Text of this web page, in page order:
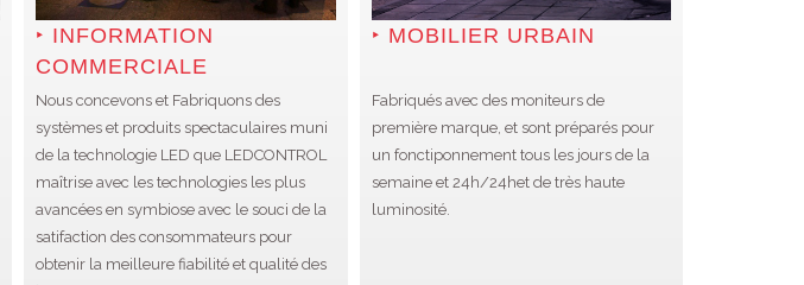
INFORMATION
COMMERCIALE
Nous concevons et Fabriquons des
systèmes et produits spectaculaires muni
de la technologie LED que LEDCONTROL
maîtrise avec les technologies les plus
avancées en symbiose avec le souci de la
satifaction des consommateurs pour
obtenir la meilleure fiabilité et qualité des
MOBILIER URBAIN
Fabriqués avec des moniteurs de
première marque, et sont préparés pour
un fonctiponnement tous les jours de la
semaine et 24h/24het de très haute
luminosité.